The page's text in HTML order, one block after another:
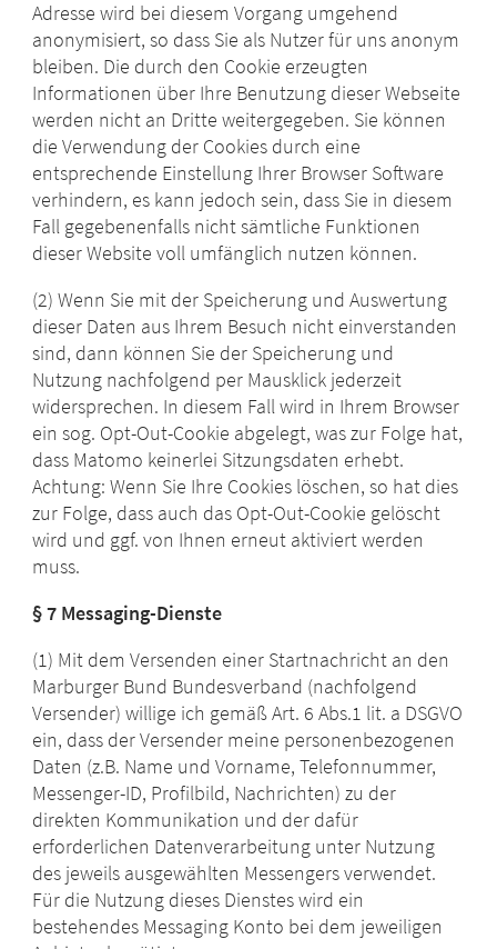
Adresse wird bei diesem Vorgang umgehend
anonymisiert, so dass Sie als Nutzer für uns anonym
bleiben. Die durch den Cookie erzeugten
Informationen über Ihre Benutzung dieser Webseite
werden nicht an Dritte weitergegeben. Sie können
die Verwendung der Cookies durch eine
entsprechende Einstellung Ihrer Browser Software
verhindern, es kann jedoch sein, dass Sie in diesem
Fall gegebenenfalls nicht sämtliche Funktionen
dieser Website voll umfänglich nutzen können.
(2) Wenn Sie mit der Speicherung und Auswertung
dieser Daten aus Ihrem Besuch nicht einverstanden
sind, dann können Sie der Speicherung und
Nutzung nachfolgend per Mausklick jederzeit
widersprechen. In diesem Fall wird in Ihrem Browser
ein sog. Opt-Out-Cookie abgelegt, was zur Folge hat,
dass Matomo keinerlei Sitzungsdaten erhebt.
Achtung: Wenn Sie Ihre Cookies löschen, so hat dies
zur Folge, dass auch das Opt-Out-Cookie gelöscht
wird und ggf. von Ihnen erneut aktiviert werden
muss.
§ 7 Messaging-Dienste
(1) Mit dem Versenden einer Startnachricht an den
Marburger Bund Bundesverband (nachfolgend
Versender) willige ich gemäß Art. 6 Abs.1 lit. a DSGVO
ein, dass der Versender meine personenbezogenen
Daten (z.B. Name und Vorname, Telefonnummer,
Messenger-ID, Profilbild, Nachrichten) zu der
direkten Kommunikation und der dafür
erforderlichen Datenverarbeitung unter Nutzung
des jeweils ausgewählten Messengers verwendet.
Für die Nutzung dieses Dienstes wird ein
bestehendes Messaging Konto bei dem jeweiligen